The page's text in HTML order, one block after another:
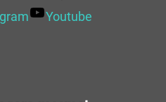
Youtube